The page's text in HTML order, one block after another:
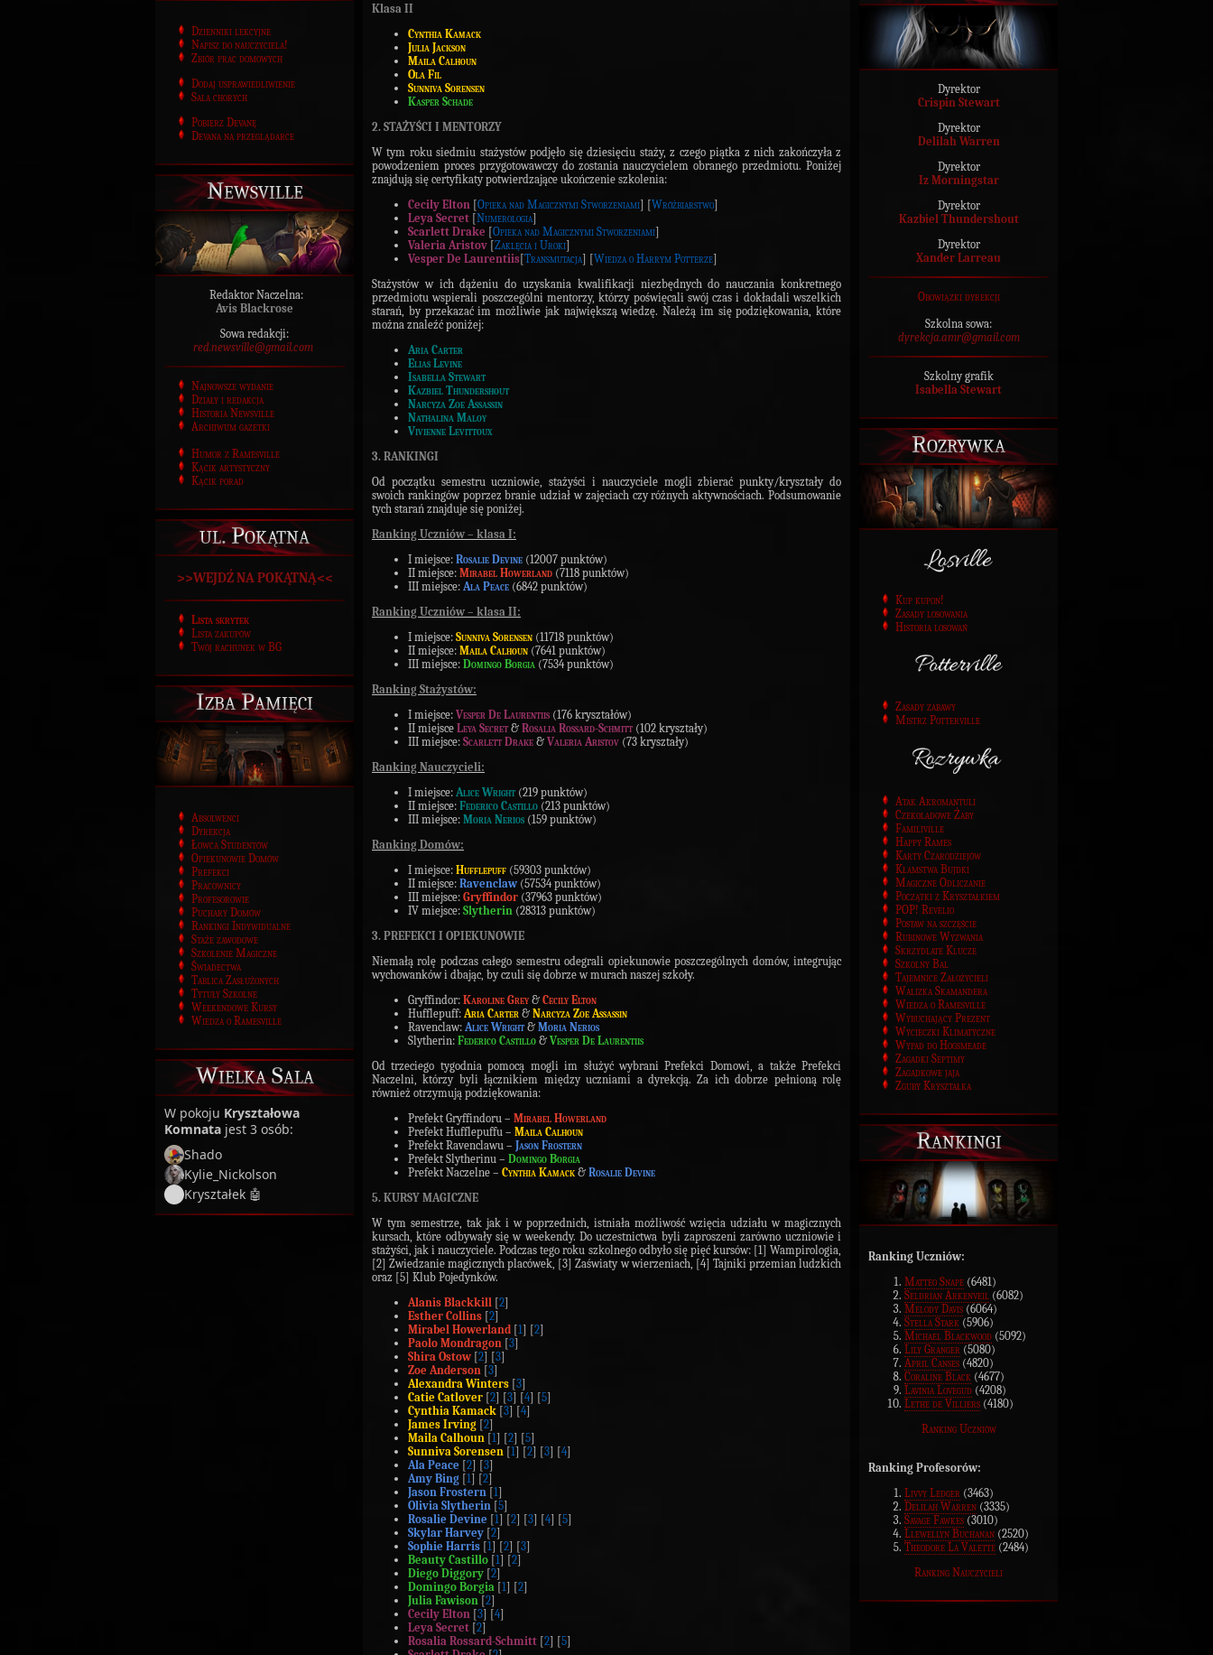
Dzienniki lekcyjne
Napisz do nauczyciela!
Zbiór prac domowych
Dodaj usprawiedliwienie
Sala chorych
Pobierz Devanę
Devana na przeglądarce
Newsville
Redaktor Naczelna:
Avis Blackrose
Sowa redakcji:
red.newsville@gmail.com
Najnowsze wydanie
Działy i redakcja
Historia Newsville
Archiwum gazetki
Humor z Ramesville
Kącik artystyczny
Kącik porad
ul. Pokątna
>>WEJDŹ NA POKĄTNĄ<<
Lista skrytek
Lista zakupów
Twój rachunek w BG
Izba Pamięci
Absolwenci
Dyrekcja
Łowca Studentów
Opiekunowie Domów
Prefekci
Pracownicy
Profesorowie
Puchary Domów
Rankingi Indywidualne
Staże zawodowe
Szkolenie Magiczne
Świadectwa
Tablica Zasłużonych
Tytuły Szkolne
Weekendowe Kursy
Wiedza o Ramesville
Wielka Sala
W pokoju Kryształowa
Komnata jest 3 osób:
Shado
Kylie_Nickolson
Kryształek 🤖
Klasa II
Cynthia Kamack
Julia Jackson
Maila Calhoun
Ola Fil
Sunniva Sorensen
Kasper Schade
2. STAŻYŚCI I MENTORZY
W tym roku siedmiu stażystów podjęło się dziesięciu staży, z czego piątka z nich zakończyła z
powodzeniem proces przygotowawczy do zostania nauczycielem obranego przedmiotu. Poniżej
znajdują się certyfikaty potwierdzające ukończenie szkolenia:
Cecily Elton [Opieka nad Magicznymi Stworzeniami] [Wróżbiarstwo]
Leya Secret [Numerologia]
Scarlett Drake [Opieka nad Magicznymi Stworzeniami]
Valeria Aristov [Zaklęcia i Uroki]
Vesper De Laurentiis[Transmutacja] [Wiedza o Harrym Potterze]
Stażystów w ich dążeniu do uzyskania kwalifikacji niezbędnych do nauczania konkretnego
przedmiotu wspierali poszczególni mentorzy, którzy poświęcali swój czas i dokładali wszelkich
starań, by przekazać im możliwie jak największą wiedzę. Należą im się podziękowania, które
można znaleźć poniżej:
Aria Carter
Elias Levine
Isabella Stewart
Kazbiel Thundershout
Narcyza Zoe Assassin
Nathalina Maloy
Vivienne Levittoux
3. RANKINGI
Od początku semestru uczniowie, stażyści i nauczyciele mogli zbierać punkty/kryształy do
swoich rankingów poprzez branie udział w zajęciach czy różnych aktywnościach. Podsumowanie
tych starań znajduje się poniżej.
Ranking Uczniów – klasa I:
I miejsce: Rosalie Devine (12007 punktów)
II miejsce: Mirabel Howerland (7118 punktów)
III miejsce: Ala Peace (6842 punktów)
Ranking Uczniów – klasa II:
I miejsce: Sunniva Sorensen (11718 punktów)
II miejsce: Maila Calhoun (7641 punktów)
III miejsce: Domingo Borgia (7534 punktów)
Ranking Stażystów:
I miejsce: Vesper De Laurentiis (176 kryształów)
II miejsce Leya Secret& Rosalia Rossard-Schmitt(102 kryształy)
III miejsce: Scarlett Drake & Valeria Aristov (73 kryształy)
Ranking Nauczycieli:
I miejsce: Alice Wright (219 punktów)
II miejsce: Federico Castillo (213 punktów)
III miejsce: Moria Nerios (159 punktów)
Ranking Domów:
I miejsce: Hufflepuff (59303 punktów)
II miejsce: Ravenclaw (57534 punktów)
III miejsce: Gryffindor (37963 punktów)
IV miejsce: Slytherin (28313 punktów)
3. PREFEKCI I OPIEKUNOWIE
Niemałą rolę podczas całego semestru odegrali opiekunowie poszczególnych domów, integrując
wychowanków i dbając, by czuli się dobrze w murach naszej szkoły.
Gryffindor: Karoline Grey& Cecily Elton
Hufflepuff: Aria Carter & Narcyza Zoe Assassin
Ravenclaw: Alice Wright & Moria Nerios
Slytherin: Federico Castillo & Vesper De Laurentiis
Od trzeciego tygodnia pomocą mogli im służyć wybrani Prefekci Domowi, a także Prefekci
Naczelni, którzy byli łącznikiem między uczniami a dyrekcją. Za ich dobrze pełnioną rolę
również otrzymują podziękowania:
Prefekt Gryffindoru – Mirabel Howerland
Prefekt Hufflepuffu – Maila Calhoun
Prefekt Ravenclawu – Jason Frostern
Prefekt Slytherinu – Domingo Borgia
Prefekt Naczelne – Cynthia Kamack & Rosalie Devine
5. KURSY MAGICZNE
W tym semestrze, tak jak i w poprzednich, istniała możliwość wzięcia udziału w magicznych
kursach, które odbywały się w weekendy. Do uczestnictwa byli zaproszeni zarówno uczniowie i
stażyści, jak i nauczyciele. Podczas tego roku szkolnego odbyło się pięć kursów: [1] Wampirologia,
[2] Zwiedzanie magicznych placówek, [3] Zaświaty w wierzeniach, [4] Tajniki przemian ludzkich
oraz [5] Klub Pojedynków.
Alanis Blackkill [2]
Esther Collins [2]
Mirabel Howerland [1] [2]
Paolo Mondragon [3]
Shira Ostow [2] [3]
Zoe Anderson [3]
Alexandra Winters [3]
Catie Catlover [2] [3] [4] [5]
Cynthia Kamack [3] [4]
James Irving [2]
Maila Calhoun [1] [2] [5]
Sunniva Sorensen [1] [2] [3] [4]
Ala Peace [2] [3]
Amy Bing [1] [2]
Jason Frostern [1]
Olivia Slytherin [5]
Rosalie Devine [1] [2] [3] [4] [5]
Skylar Harvey [2]
Sophie Harris [1] [2] [3]
Beauty Castillo [1] [2]
Diego Diggory [2]
Domingo Borgia [1] [2]
Julia Fawison [2]
Cecily Elton [3] [4]
Leya Secret [2]
Rosalia Rossard-Schmitt [2] [5]
Dyrektor
Crispin Stewart
Dyrektor
Delilah Warren
Dyrektor
Iz Morningstar
Dyrektor
Kazbiel Thundershout
Dyrektor
Xander Larreau
Obowiązki dyrekcji
Szkolna sowa:
dyrekcja.amr@gmail.com
Szkolny grafik
Isabella Stewart
Rozrywka
Kup kupon!
Zasady losowania
Historia losowań
Zasady zabawy
Mistrz Potterville
Atak Akromantuli
Czekoladowe Żaby
Familiville
Happy Rames
Karty Czarodziejów
Kłamstwa Bujdki
Magiczne Odliczanie
Początki z Kryształkiem
POP! Revelio
Postaw na szczęście
Rubinowe Wyzwania
Skrzydlate Klucze
Szkolny Bal
Tajemnice Założycieli
Walizka Skamandera
Wiedza o Ramesville
Wybuchający Prezent
Wycieczki Klimatyczne
Wypad do Hogsmeade
Zagadki Septimy
Zagadkowe jaja
Zguby Kryształka
Rankingi
Ranking Uczniów:
Matteo Snape (6481)
Seldrian Arkenveil (6082)
Melody Davis (6064)
Stella Stark (5906)
Michael Blackwood (5092)
Lily Granger (5080)
April Canses (4820)
Coraline Black (4677)
Lavinia Lovegud (4208)
Lethe de Villiers (4180)
Ranking Uczniów
Ranking Profesorów:
Livvy Ledger (3463)
Delilah Warren (3335)
Savage Fawkes (3010)
Llewellyn Buchanan (2520)
Theodore La Valette (2484)
Ranking Nauczycieli